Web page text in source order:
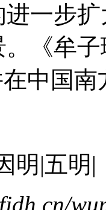
一步
《牟子
中国
明|五明|